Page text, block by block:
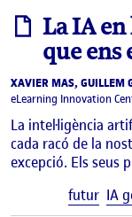
informe
La IA
que ens
XAVIER MAS, GUILLEM
eLearning Innovation
La intel·ligència
cada racó de la
excepció. Els seus
futur IA